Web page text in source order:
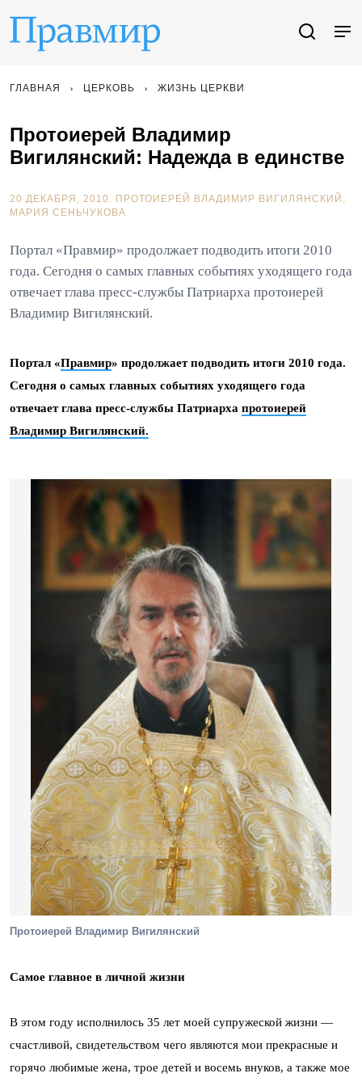
ГЛАВНАЯ ЦЕРКОВЬ ЖИЗНЬ ЦЕРКВИ
Протоиерей Владимир
Вигилянский: Надежда в единстве
20 ДЕКАБРЯ, 2010. ПРОТОИЕРЕЙ ВЛАДИМИР ВИГИЛЯНСКИЙ
МАРИЯ СЕНЬЧУКОВА
Портал «Правмир» продолжает подводить итоги 2010
года. Сегодня о самых главных событиях уходящего года
отвечает глава пресс-службы Патриарха протоиерей
Владимир Вигилянский.
Портал «Правмир» продолжает подводить итоги 2010 года.
Сегодня о самых главных событиях уходящего года
отвечает глава пресс-службы Патриарха протоиерей
Владимир Вигилянский.
Протоиерей Владимир Вигилянский
Самое главное в личной жизни
В этом году исполнилось 35 лет моей супружеской жизни —
счастливой, свидетельством чего являются мои прекрасные и
горячо любимые жена, трое детей и восемь внуков, а также мое